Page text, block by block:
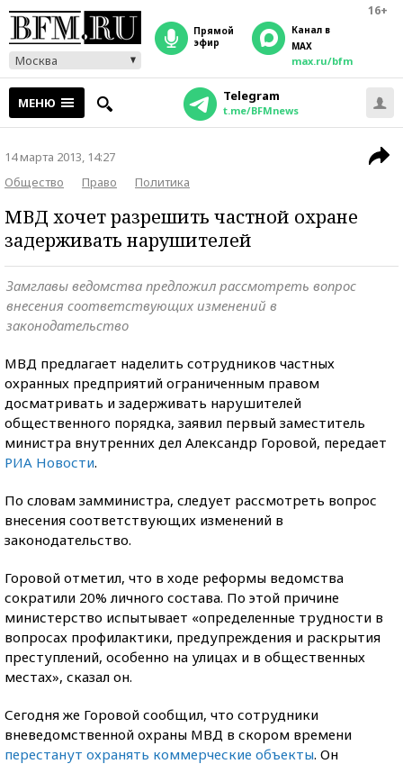
16+
Москва
прямой
эфир
Канал в
MAX
max.ru/bfm
МЕНЮ Telegram
t.me/BFMnews
14 марта 2013, 14:27
Общество
Право Политика
МВД хочет разрешить частной охране
задерживать нарушителей
Замглавы ведомства предложил рассмотреть вопрос
внесения соответствующих изменений в
законодательство
МВД предлагает наделить сотрудников частных
охранных предприятий ограниченным правом
досматривать и задерживать нарушителей
общественного порядка, заявил первый заместитель
министра внутренних дел Александр Горовой, передает
РИА Новости.
По словам замминистра, следует рассмотреть вопрос
внесения соответствующих изменений в
законодательство.
Горовой отметил, что в ходе реформы ведомства
сократили 20% личного состава. По этой причине
министерство испытывает «определенные трудности в
вопросах профилактики, предупреждения и раскрытия
преступлений, особенно на улицах и в общественных
местах», сказал он.
Сегодня же Горовой сообщил, что сотрудники
вневедомственной охраны МВД в скором времени
перестанут охранять коммерческие объекты. Он